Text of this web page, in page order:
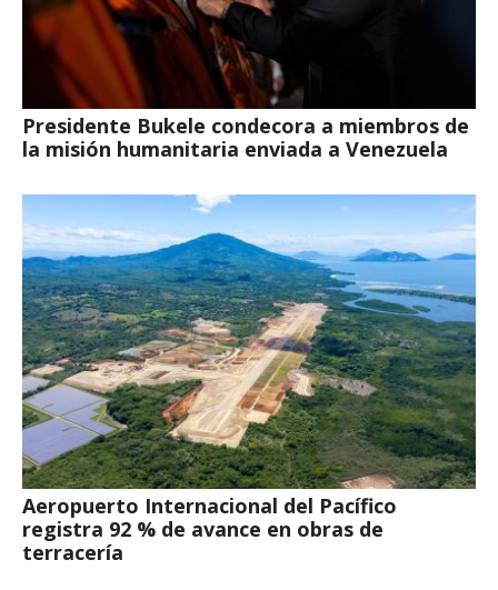
Presidente Bukele condecora a miembros de
la misión humanitaria enviada a Venezuela
Aeropuerto Internacional del Pacífico
registra 92 % de avance en obras de
terracería